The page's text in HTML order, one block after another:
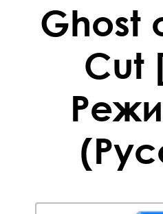
Ghost
Cut